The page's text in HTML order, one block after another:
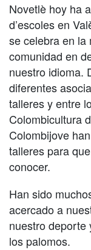
Novetlè hoy ha
d’escoles en
se celebra en la
comunidad en
nuestro idioma.
diferentes
talleres y entre
Colombicultura
Colombijove
talleres para
conocer.
Han sido
acercado a
nuestro deporte
los palomos.